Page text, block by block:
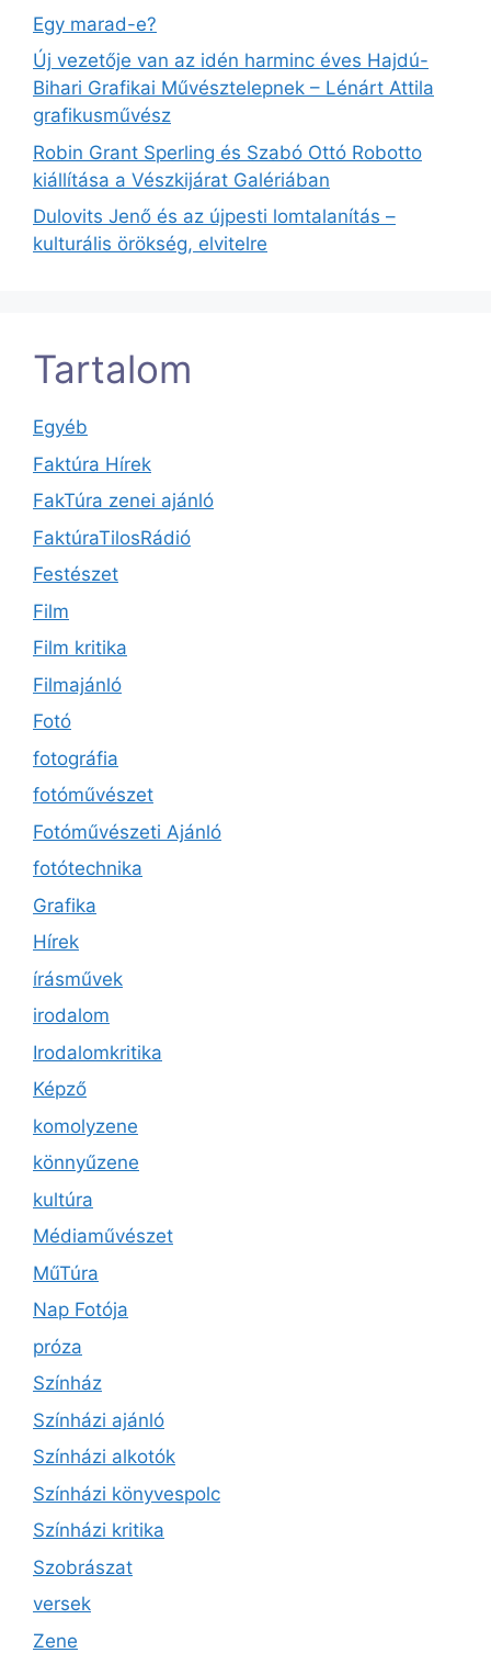
Egy marad-e?
Új vezetője van az idén harminc éves Hajdú-
Bihari Grafikai Művésztelepnek – Lénárt Attila
grafikusművész
Robin Grant Sperling és Szabó Ottó Robotto
kiállítása a Vészkijárat Galériában
Dulovits Jenő és az újpesti lomtalanítás –
kulturális örökség, elvitelre
Tartalom
Egyéb
Faktúra Hírek
FakTúra zenei ajánló
FaktúraTilosRádió
Festészet
Film
Film kritika
Filmajánló
Fotó
fotográfia
fotóművészet
Fotóművészeti Ajánló
fotótechnika
Grafika
Hírek
írásművek
irodalom
Irodalomkritika
Képző
komolyzene
könnyűzene
kultúra
Médiaművészet
MűTúra
Nap Fotója
próza
Színház
Színházi ajánló
Színházi alkotók
Színházi könyvespolc
Színházi kritika
Szobrászat
versek
Zene